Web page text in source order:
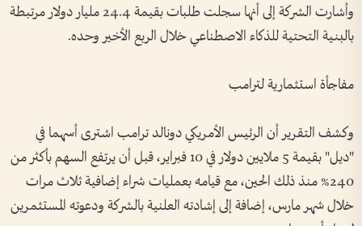
وأشارت الشركة إلى أنها سجلت طلبات بقيمة 24.4 مليار دولار مرتبطة
بالبنية التحتية للذكاء الاصطناعي خلال الربع الأخير وحده.
مفاجأة استثمارية لترامب
وكشف التقرير أن الرئيس الأمريكي دونالد ترامب اشترى أسهما في
"ديل" بقيمة 5 ملايين دولار في 10 فبراير، قبل أن يرتفع السهم بأكثر من
240% منذ ذلك الحين، مع قيامه بعمليات شراء إضافية ثلاث مرات
خلال شهر مارس، إضافة إلى إشادته العلنية بالشركة ودعوته المستثمرين